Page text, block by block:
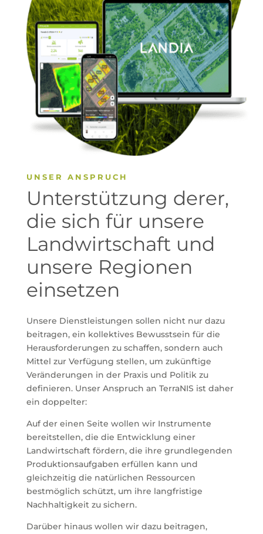
UNSER ANSPRUCH
Unterstützung derer,
die sich für unsere
Landwirtschaft und
unsere Regionen
einsetzen
Unsere Dienstleistungen sollen nicht nur dazu
beitragen, ein kollektives Bewusstsein für die
Herausforderungen zu schaffen, sondern auch
Mittel zur Verfügung stellen, um zukünftige
Veränderungen in der Praxis und Politik zu
definieren. Unser Anspruch an TerraNIS ist daher
ein doppelter:
Auf der einen Seite wollen wir Instrumente
bereitstellen, die die Entwicklung einer
Landwirtschaft fördern, die ihre grundlegenden
Produktionsaufgaben erfüllen kann und
gleichzeitig die natürlichen Ressourcen
bestmöglich schützt, um ihre langfristige
Nachhaltigkeit zu sichern.
Darüber hinaus wollen wir dazu beitragen,